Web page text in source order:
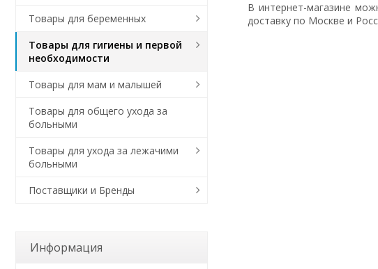
В интернет-магазине
доставку по Москве и
Товары для беременных
Товары для гигиены и первой
необходимости
Товары для мам и малышей
Товары для общего ухода за
больными
Товары для ухода за лежачими
больными
Поставщики и Бренды
Информация